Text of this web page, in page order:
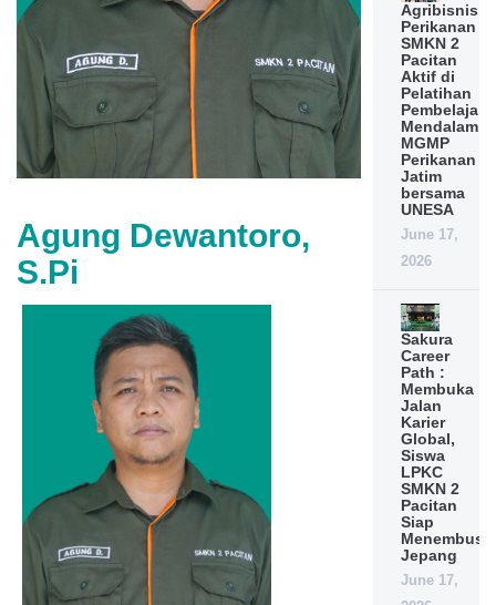
Agung Dewantoro,
S.Pi
Agribisnis
Perikanan
SMKN 2
Pacitan
Aktif di
Pelatihan
Mendalam
MGMP
Perikanan
Jatim
bersama
UNESA
June 17,
2026
Sakura
Career
Path :
Membuka
Jalan
Karier
Global,
Siswa
LPKC
SMKN 2
Pacitan
Siap
Menembus
Jepang
June 17,